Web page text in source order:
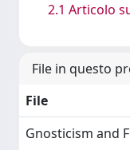
2.1 Articolo
File in questo
File
Gnosticism and